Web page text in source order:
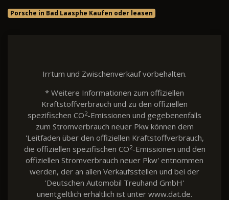
Porsche in Bad Laasphe Kaufen oder leasen
Irrtum und Zwischenverkauf vorbehalten.
* Weitere Informationen zum offiziellen
Kraftstoffverbrauch und zu den offiziellen
spezifischen CO2-Emissionen und gegebenenfalls
zum Stromverbrauch neuer Pkw können dem
'Leitfaden über den offiziellen Kraftstoffverbrauch,
die offiziellen spezifischen CO2-Emissionen und den
offiziellen Stromverbrauch neuer Pkw' entnommen
werden, der an allen Verkaufsstellen und bei der
'Deutschen Automobil Treuhand GmbH'
unentgeltlich erhältlich ist unter www.dat.de.